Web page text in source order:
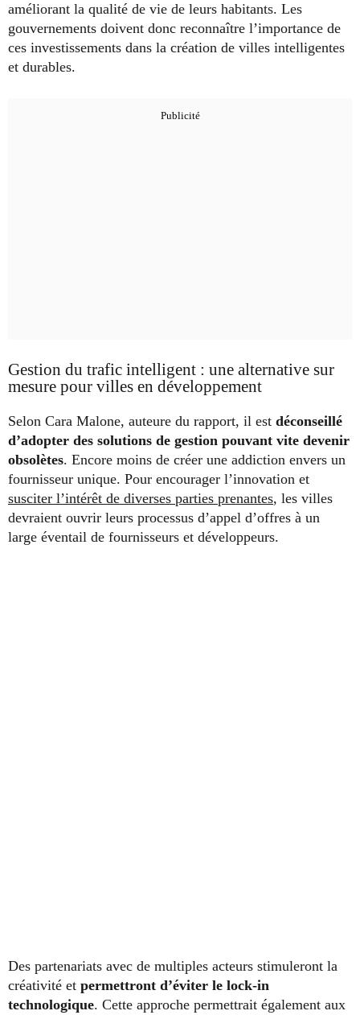
améliorant la qualité de vie de leurs habitants. Les
gouvernements doivent donc reconnaître l’importance de
ces investissements dans la création de villes intelligentes
et durables.
Gestion du trafic intelligent : une alternative sur
mesure pour villes en développement
Selon Cara Malone, auteure du rapport, il est déconseillé
d’adopter des solutions de gestion pouvant vite devenir
obsolètes. Encore moins de créer une addiction envers un
fournisseur unique. Pour encourager l’innovation et
susciter l’intérêt de diverses parties prenantes, les villes
devraient ouvrir leurs processus d’appel d’offres à un
large éventail de fournisseurs et développeurs.
Des partenariats avec de multiples acteurs stimuleront la
créativité et permettront d’éviter le lock-in
technologique. Cette approche permettrait également aux